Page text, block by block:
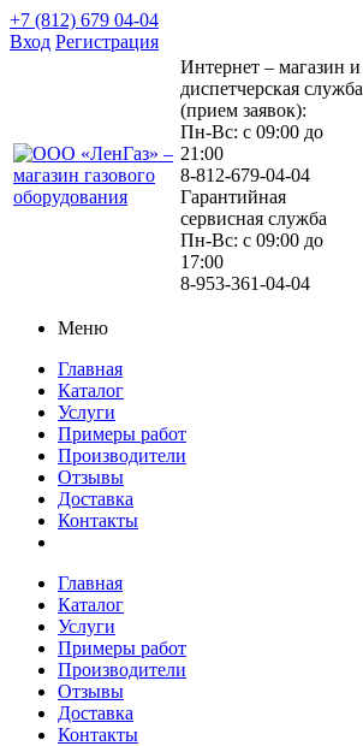
+7 (812) 679 04-04
Вход Регистрация
Интернет – магазин и
диспетчерская служба
(прием заявок):
Пн-Вс: с 09:00 до
21:00
8-812-679-04-04
Гарантийная
сервисная служба
Пн-Вс: с 09:00 до
17:00
8-953-361-04-04
Меню
Главная
Каталог
Услуги
Примеры работ
Производители
Отзывы
Доставка
Контакты
Главная
Каталог
Услуги
Примеры работ
Производители
Отзывы
Доставка
Контакты